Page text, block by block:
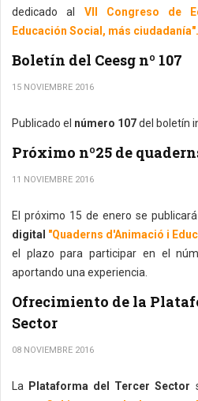
dedicado al VII Congreso de
Educación Social, más ciudadanía".
Boletín del Ceesg nº 107
15 NOVIEMBRE 2016
Publicado el número 107del boletín
Próximo nº25 de
11 NOVIEMBRE 2016
El próximo 15 de enero se publicará
digital "Quaderns d'Animació i
el plazo para participar en el
aportando una experiencia.
Ofrecimiento de la
Sector
08 NOVIEMBRE 2016
La Plataforma del Tercer Sector